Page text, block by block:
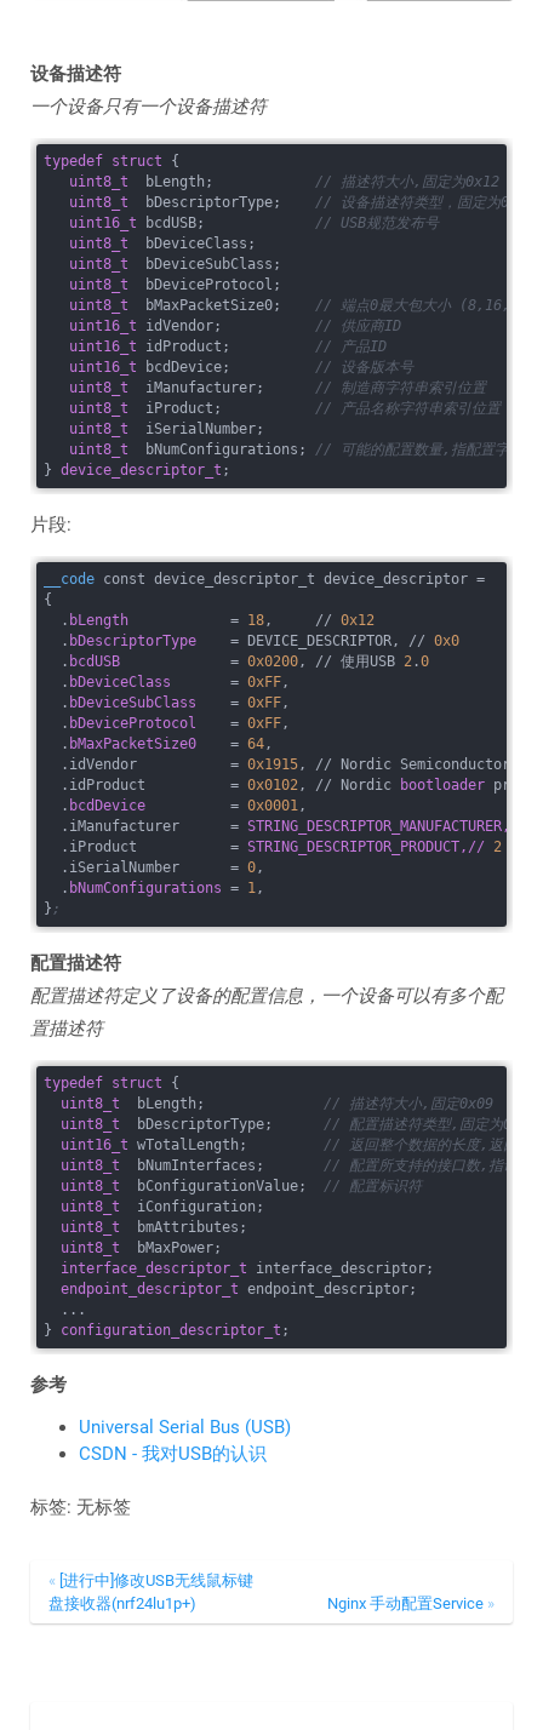
设备描述符
一个设备只有一个设备描述符
typedef struct {
uint8_t
  bLength;
// 描述符大小,固定为0x12
uint8_t
  bDescriptorType;
// 设备描述符类型，固定为0x0
uint16_t bcdUSB; // USB规范发布号
uint8_t
  bDeviceClass;
uint8_t
  bDeviceSubClass;
uint8_t
  bDeviceProtocol;
uint8_t
  bMaxPacketSize0;
// 端点0最大包大小
uint16_t idVendor; // 供应商ID
uint16_t idProduct; // 产品ID
uint16_t bcdDevice; // 设备版本号
uint8_t
  iManufacturer;
// 制造商字符串索引位置
uint8_t
  iProduct;
// 产品名称字符串索引位置
uint8_t
  iSerialNumber;
uint8_t
  bNumConfigurations;
// 可能的配置数量,指配置字符串
} device_descriptor_t
片段:
__code const device_descriptor_t device_descriptor =
{
  .
bLength
           =
18 ,     // 0x12
  .
bDescriptorType
   = DEVICE_DESCRIPTOR, //
0x0
  .
bcdUSB
            =
0x0200 , // 使用USB 2 .0
  .
bDeviceClass
      =
0xFF ,
  .
bDeviceSubClass
   =
0xFF ,
  .
bDeviceProtocol
   =
0xFF ,
  .
bMaxPacketSize0
   =
64 ,
  .idVendor           =
0x1915 , // Nordic Semiconductor
  .idProduct          =
0x0102 , // Nordic bootloader
  .
bcdDevice
         =
0x0001 ,
  .iManufacturer      =
STRING_DESCRIPTOR_MANUFACTURER,//
  .iProduct           =
STRING_DESCRIPTOR_PRODUCT,// 2
  .iSerialNumber      =
0 ,
  .
bNumConfigurations = 1 ,
} ;
配置描述符
配置描述符定义了设备的配置信息，一个设备可以有多个配
置描述符
typedef struct {
uint8_t
  bLength;
// 描述符大小,固定0x09
uint8_t
  bDescriptorType;
// 配置描述符类型,固定为0x02
uint16_t wTotalLength; // 返回整个数据的长度,返回配
uint8_t
  bNumInterfaces;
// 配置所支持的接口数,指该配
uint8_t
  bConfigurationValue;
// 配置标识符
uint8_t
  iConfiguration;
uint8_t
  bmAttributes;
uint8_t
  bMaxPower;
interface_descriptor_t interface_descriptor;
endpoint_descriptor_t endpoint_descriptor;
  ...
} configuration_descriptor_t
参考
Universal Serial Bus (USB)
CSDN - 我对USB的认识
标签: 无标签
[进行中]修改USB无线鼠标键
盘接收器(nrf24lu1p+)
Nginx 手动配置Service